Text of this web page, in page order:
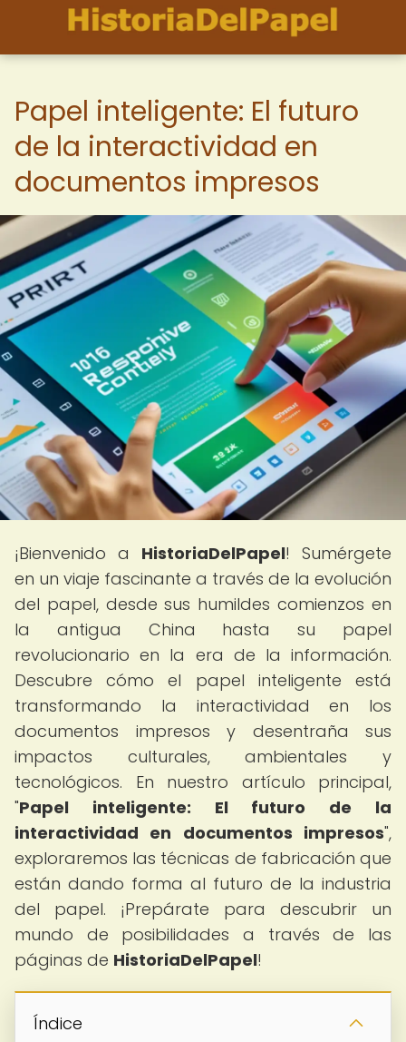
Papel inteligente: El futuro
de la interactividad en
documentos impresos
¡Bienvenido a HistoriaDelPapel! Sumérgete
en un viaje fascinante a través de la evolución
del papel, desde sus humildes comienzos en
la antigua China hasta su papel
revolucionario en la era de la información.
Descubre cómo el papel inteligente está
transformando la interactividad en los
documentos impresos y desentraña sus
impactos culturales, ambientales y
tecnológicos. En nuestro artículo principal,
"Papel inteligente: El futuro de la
interactividad en documentos impresos",
exploraremos las técnicas de fabricación que
están dando forma al futuro de la industria
del papel. ¡Prepárate para descubrir un
mundo de posibilidades a través de las
páginas de HistoriaDelPapel!
Índice